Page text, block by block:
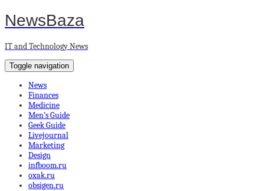
NewsBaza
IT and Technology News
Toggle navigation
News
Finances
Medicine
Men’s Guide
Geek Guide
Livejournal
Marketing
Design
infboom.ru
oxak.ru
obsigen.ru